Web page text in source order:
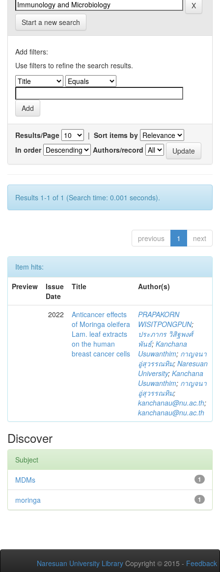
Start a new search
Add filters:
Use filters to refine the search results.
Results/Page | Sort items by
In order
Authors/record
Results 1-1 of 1 (Search time: 0.001 seconds).
previous 1 next
Item hits:
Preview
Issue
Date
Title Author(s)
2022
Anticancer effects
of Moringa oleifera
Lam. leaf extracts
on the human
breast cancer cells
PRAPAKORN
WISITPONGPUN;
ประภากร วิสิฐพงศ์
พันธ์; Kanchana
Usuwanthim; กาญจนา
อู่สุวรรณทิม; Naresuan
University; Kanchana
Usuwanthim; กาญจนา
อู่สุวรรณทิม;
kanchanau@nu.ac.th;
kanchanau@nu.ac.th
Discover
Subject
1
MDMs
1
moringa
Naresuan University Library Copyright © 2015 - Feedback